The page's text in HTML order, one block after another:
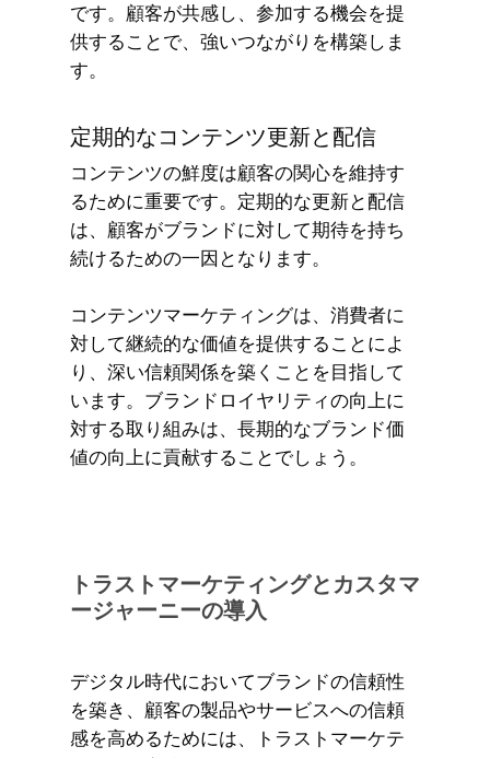
です。顧客が共感し、参加する機会を提
供することで、強いつながりを構築しま
す。
定期的なコンテンツ更新と配信
コンテンツの鮮度は顧客の関心を維持す
るために重要です。定期的な更新と配信
は、顧客がブランドに対して期待を持ち
続けるための一因となります。
コンテンツマーケティングは、消費者に
対して継続的な価値を提供することによ
り、深い信頼関係を築くことを目指して
います。ブランドロイヤリティの向上に
対する取り組みは、長期的なブランド価
値の向上に貢献することでしょう。
トラストマーケティングとカスタマ
ージャーニーの導入
デジタル時代においてブランドの信頼性
を築き、顧客の製品やサービスへの信頼
感を高めるためには、トラストマーケテ